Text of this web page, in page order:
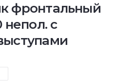
фронтальный
непол. с